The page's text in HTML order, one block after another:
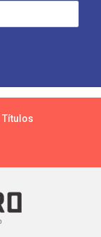
Títulos